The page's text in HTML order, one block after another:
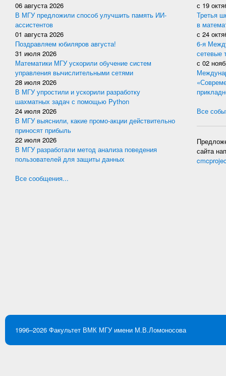
06 августа 2026
В МГУ предложили способ улучшить память ИИ-
ассистентов
01 августа 2026
Поздравляем юбиляров августа!
31 июля 2026
Математики МГУ ускорили обучение систем
управления вычислительными сетями
28 июля 2026
В МГУ упростили и ускорили разработку
шахматных задач с помощью Python
24 июля 2026
В МГУ выяснили, какие промо-акции действительно
приносят прибыль
22 июля 2026
В МГУ разработали метод анализа поведения
пользователей для защиты данных
Все сообщения...
с 19
Третья
в
с 24
6-я
сетевые
с 02
Все
сайта
1996–2026 Факультет ВМК МГУ имени М.В.Ломоносова